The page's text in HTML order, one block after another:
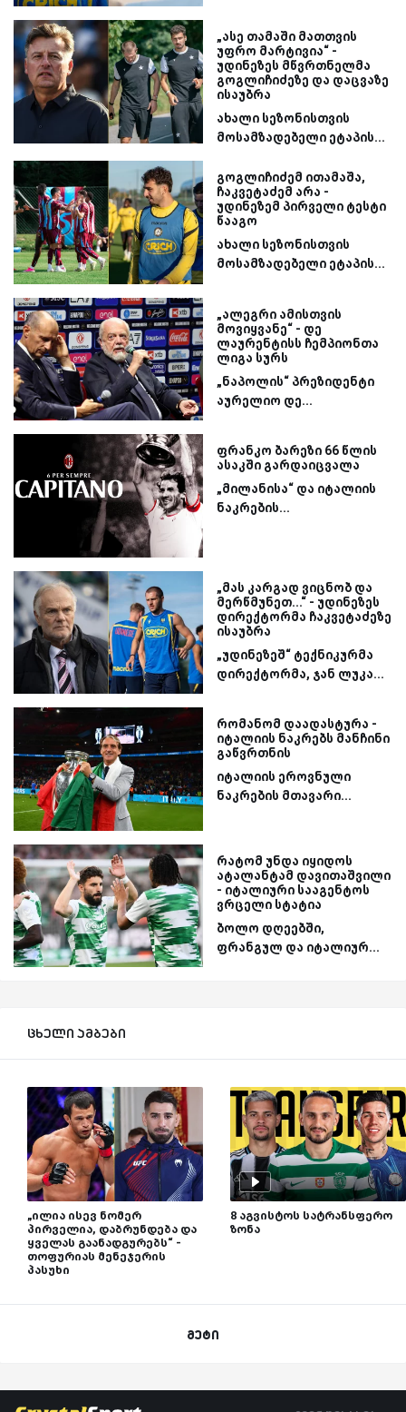
„ასე თამაში მათთვის
უფრო მარტივია“ -
უდინეზეს მწვრთნელმა
გოგლიჩიძეზე და დაცვაზე
ისაუბრა
ახალი სეზონისთვის
მოსამზადებელი ეტაპის...
გოგლიჩიძემ ითამაშა,
ჩაკვეტაძემ არა -
უდინეზემ პირველი ტესტი
წააგო
ახალი სეზონისთვის
მოსამზადებელი ეტაპის...
„ალეგრი ამისთვის
მოვიყვანე“ - დე
ლაურენტისს ჩემპიონთა
ლიგა სურს
„ნაპოლის“ პრეზიდენტი
აურელიო დე...
ფრანკო ბარეზი 66 წლის
ასაკში გარდაიცვალა
„მილანისა“ და იტალიის
ნაკრების...
„მას კარგად ვიცნობ და
მერწმუნეთ...“ - უდინეზეს
დირექტორმა ჩაკვეტაძეზე
ისაუბრა
„უდინეზეშ“ ტექნიკურმა
დირექტორმა, ჯან ლუკა...
რომანომ დაადასტურა -
იტალიის ნაკრებს მანჩინი
გაწვრთნის
იტალიის ეროვნული
ნაკრების მთავარი...
რატომ უნდა იყიდოს
ატალანტამ დავითაშვილი
- იტალიური სააგენტოს
ვრცელი სტატია
ბოლო დღეებში,
ფრანგულ და იტალიურ...
ცხელი ამბები
„ილია ისევ ნომერ
პირველია, დაბრუნდება და
ყველას გაანადგურებს“ -
თოფურიას მენეჯერის
პასუხი
8 აგვისტოს სატრანსფერო
ზონა
მეტი